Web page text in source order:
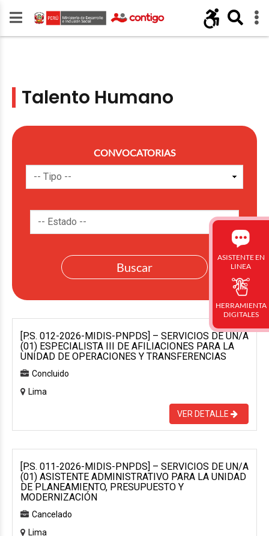
Talento Humano
CONVOCATORIAS
[P.S. 012-2026-MIDIS-PNPDS] – SERVICIOS DE UN/A
(01) ESPECIALISTA III DE AFILIACIONES PARA LA
UNIDAD DE OPERACIONES Y TRANSFERENCIAS
Concluido
Lima
VER DETALLE
[P.S. 011-2026-MIDIS-PNPDS] – SERVICIOS DE UN/A
(01) ASISTENTE ADMINISTRATIVO PARA LA UNIDAD
DE PLANEAMIENTO, PRESUPUESTO Y
MODERNIZACIÓN
Cancelado
Lima
ASISTENTE EN
LINEA
HERRAMIENTA
DIGITALES